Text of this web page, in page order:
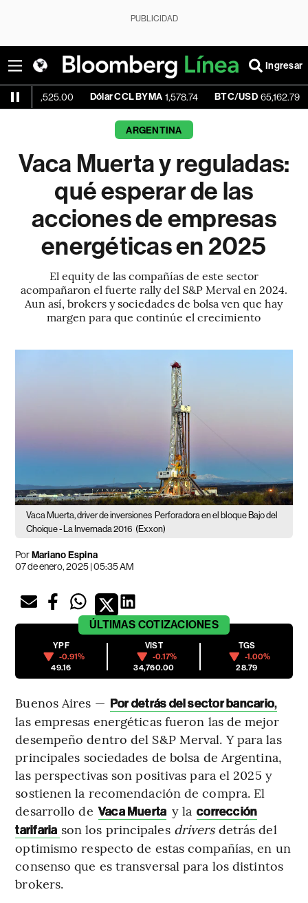
PUBLICIDAD
Ingresar
Dólar CCL BYMA 1,578.74 BTC/USD 65,162.79 +0.09%
ARGENTINA
Vaca Muerta y reguladas:
qué esperar de las
acciones de empresas
energéticas en 2025
El equity de las compañías de este sector
acompañaron el fuerte rally del S&P Merval en 2024.
Aun así, brokers y sociedades de bolsa ven que hay
margen para que continúe el crecimiento
Vaca Muerta, driver de inversiones Perforadora en el bloque Bajo del
Choique - La Invernada 2016 (Exxon)
PorMariano Espina
07 de enero, 2025 | 05:35 AM
ÚLTIMAS COTIZACIONES
YPF
-0.91%
49.16
VIST
-0.17%
34,760.00
TGS
-1.00%
28.79
Buenos Aires — Por detrás del sector bancario,
las empresas energéticas fueron las de mejor
desempeño dentro del S&P Merval. Y para las
principales sociedades de bolsa de Argentina,
las perspectivas son positivas para el 2025 y
sostienen la recomendación de compra. El
desarrollo de Vaca Muerta y la corrección
tarifaria son los principales driversdetrás del
optimismo respecto de estas compañías, en un
consenso que es transversal para los distintos
brokers.